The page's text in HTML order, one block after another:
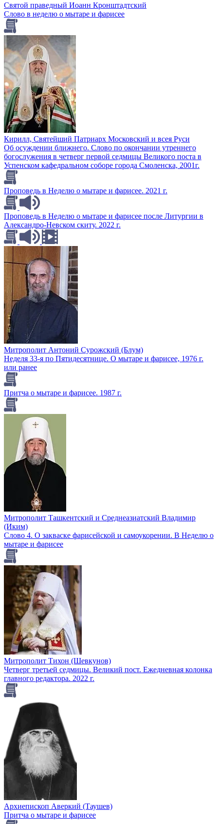
Святой праведный Иоанн Кронштадтский
Слово в неделю о мытаре и фарисее
Кирилл, Святейший Патриарх Московский и всея Руси
Об осуждении ближнего. Слово по окончании утреннего
богослужения в четверг первой седмицы Великого поста в
Успенском кафедральном соборе города Смоленска, 2001г.
Проповедь в Неделю о мытаре и фарисее. 2021 г.
Проповедь в Неделю о мытаре и фарисее после Литургии в
Александро-Невском скиту. 2022 г.
Митрополит Антоний Сурожский (Блум)
Неделя 33-я по Пятидесятнице. О мытаре и фарисее, 1976 г.
или ранее
Притча о мытаре и фарисее. 1987 г.
Митрополит Ташкентский и Среднеазиатский Владимир
(Иким)
Слово 4. О закваске фарисейской и самоукорении. В Неделю о
мытаре и фарисее
Митрополит Тихон (Шевкунов)
Четверг третьей седмицы. Великий пост. Ежедневная колонка
главного редактора. 2022 г.
Архиепископ Аверкий (Таушев)
Притча о мытаре и фарисее